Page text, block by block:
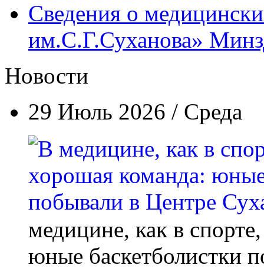
Сведения о
им.С.Г.Суханова»
Новости
29 Июль 2026 / Среда
медицине, как в
юные баскетболистки